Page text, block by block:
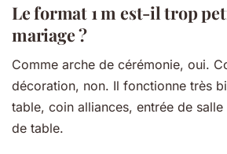
Le format 1 m est-il trop
mariage ?
Comme arche de cérémonie, oui.
décoration, non. Il fonctionne très
table, coin alliances, entrée de
de table.